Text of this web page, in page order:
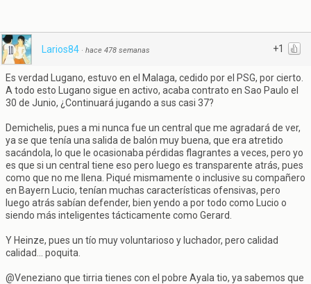
+1
Larios84 · hace 478 semanas
Es verdad Lugano, estuvo en el Malaga, cedido por el PSG, por cierto.
A todo esto Lugano sigue en activo, acaba contrato en Sao Paulo el
30 de Junio, ¿Continuará jugando a sus casi 37?
Demichelis, pues a mi nunca fue un central que me agradará de ver,
ya se que tenía una salida de balón muy buena, que era atretido
sacándola, lo que le ocasionaba pérdidas flagrantes a veces, pero yo
es que si un central tiene eso pero luego es transparente atrás, pues
como que no me llena. Piqué mismamente o inclusive su compañero
en Bayern Lucio, tenían muchas características ofensivas, pero
luego atrás sabían defender, bien yendo a por todo como Lucio o
siendo más inteligentes tácticamente como Gerard.
Y Heinze, pues un tío muy voluntarioso y luchador, pero calidad
calidad... poquita.
@Veneziano que tirria tienes con el pobre Ayala tio, ya sabemos que